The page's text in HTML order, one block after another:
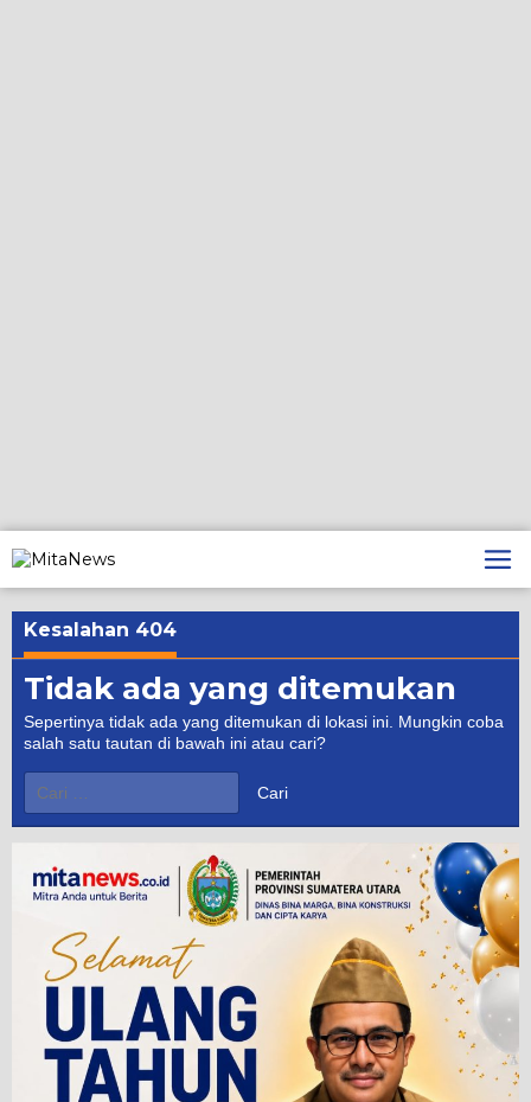
ke
konten
Kesalahan 404
Tidak ada yang ditemukan
Sepertinya tidak ada yang ditemukan di lokasi ini. Mungkin coba
salah satu tautan di bawah ini atau cari?
untuk: